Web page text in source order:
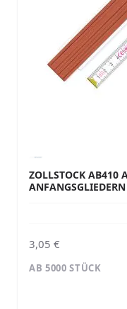
ZOLLSTOCK AB410
3,05 €
AB 5000 STÜCK